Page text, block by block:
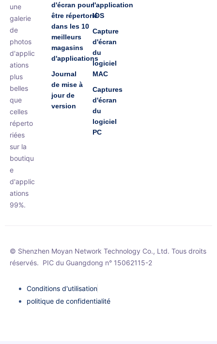
une
galerie
de
photos
d'applic
ations
plus
belles
que
celles
réperto
riées
sur la
boutiqu
e
d'applic
ations
99%.
d'écran pour
être répertorié
dans les 10
meilleurs
magasins
d'applications
Journal
de mise à
jour de
version
l'application
IOS
Capture
d'écran
du
logiciel
MAC
Captures
d'écran
du
logiciel
PC
© Shenzhen Moyan Network Technology Co., Ltd. Tous droits
réservés. PIC du Guangdong n° 15062115-2
Conditions d'utilisation
politique de confidentialité